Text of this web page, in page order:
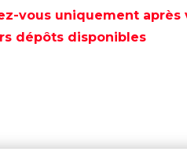
vous uniquement
dépôts disponibles